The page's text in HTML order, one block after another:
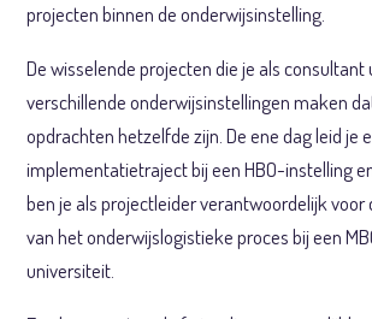
projecten binnen de onderwijsinstelling.
De wisselende projecten die je als consultant
verschillende onderwijsinstellingen maken
opdrachten hetzelfde zijn. De ene dag leid je
implementatietraject bij een HBO-instelling
ben je als projectleider verantwoordelijk voor
van het onderwijslogistieke proces bij een
universiteit.